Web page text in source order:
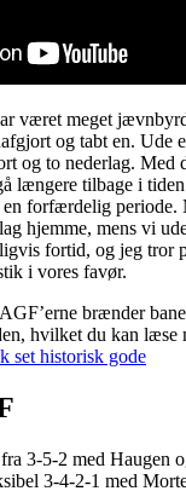
været meget
og tabt en. Ude
og to nederlag. Med
længere tilbage i
forfærdelig periode.
hjemme, mens vi
fortid, og jeg tror
i vores favør.
brænder
hvilket du kan læse
set historisk gode
3-5-2 med Haugen
3-4-2-1 med